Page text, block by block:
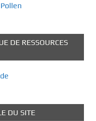
DE RESSOURCES
DU SITE